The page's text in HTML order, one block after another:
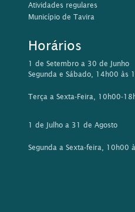
Atividades regulares
Município de Tavira
Horários
1 de Setembro a 30 de Junho
Segunda e Sábado, 14h00 às
Terça a Sexta-Feira, 10h00-
1 de Julho a 31 de Agosto
Segunda a Sexta-feira, 10h00